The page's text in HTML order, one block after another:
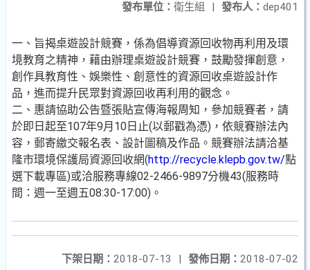
發布人： dep401
發布單位： 衛生組 |
一、旨揭桌遊設計競賽，係為倡導資源回收物再利用及環
境教育之精神，藉由辦理桌遊設計競賽，鼓勵發揮創意，
創作具教育性、娛樂性、創意性的資源回收桌遊設計作
品，進而提升民眾對資源回收再利用的觀念。
二、惠請協助公告暨張貼宣傳海報周知，參加競賽者，請
於即日起至107年9月10日止(以郵戳為憑)，依競賽辦法內
容，郵寄繳交報名表、設計圖稿及作品。競賽辦法請洽基
隆市環境保護局資源回收網(http://recycle.klepb.gov.tw/點
選下載專區)或洽服務專線02-2466-9897分機43(服務時
間：週一至週五08:30-17:00)。
發佈日期： 2018-07-02
下架日期： 2018-07-13 |